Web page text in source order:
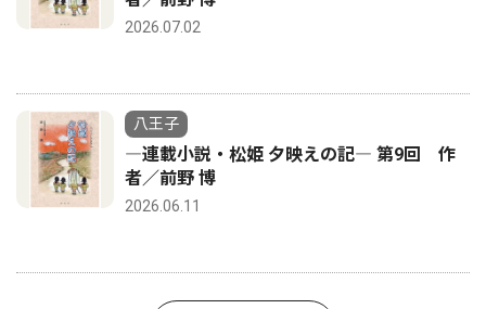
2026.07.02
八王子
―連載小説・松姫 夕映えの記― 第9回 作
者／前野 博
2026.06.11